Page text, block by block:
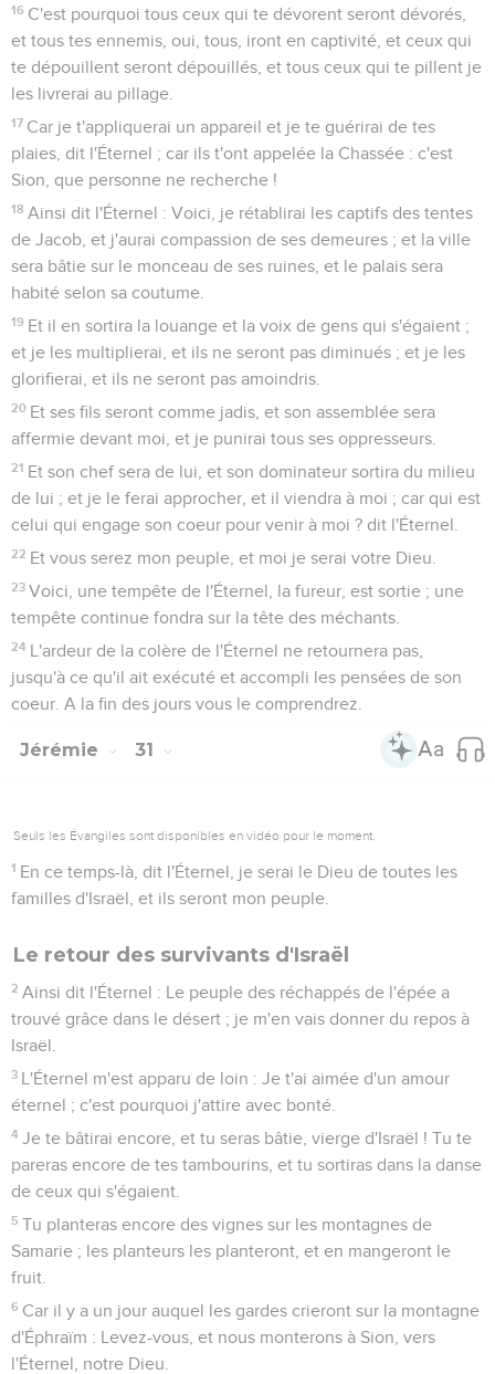
16 C'est pourquoi tous ceux qui te dévorent seront dévorés,
et tous tes ennemis, oui, tous, iront en captivité, et ceux qui
te dépouillent seront dépouillés, et tous ceux qui te pillent je
les livrerai au pillage.
17 Car je t'appliquerai un appareil et je te guérirai de tes
plaies, dit l'Éternel ; car ils t'ont appelée la Chassée : c'est
Sion, que personne ne recherche !
18 Ainsi dit l'Éternel : Voici, je rétablirai les captifs des tentes
de Jacob, et j'aurai compassion de ses demeures ; et la ville
sera bâtie sur le monceau de ses ruines, et le palais sera
habité selon sa coutume.
19 Et il en sortira la louange et la voix de gens qui s'égaient ;
et je les multiplierai, et ils ne seront pas diminués ; et je les
glorifierai, et ils ne seront pas amoindris.
20 Et ses fils seront comme jadis, et son assemblée sera
affermie devant moi, et je punirai tous ses oppresseurs.
21 Et son chef sera de lui, et son dominateur sortira du milieu
de lui ; et je le ferai approcher, et il viendra à moi ; car qui est
celui qui engage son coeur pour venir à moi ? dit l'Éternel.
22 Et vous serez mon peuple, et moi je serai votre Dieu.
23 Voici, une tempête de l'Éternel, la fureur, est sortie ; une
tempête continue fondra sur la tête des méchants.
24 L'ardeur de la colère de l'Éternel ne retournera pas,
jusqu'à ce qu'il ait exécuté et accompli les pensées de son
coeur. A la fin des jours vous le comprendrez.
Jérémie 31
Seuls les Évangiles sont disponibles en vidéo pour le moment.
1 En ce temps-là, dit l'Éternel, je serai le Dieu de toutes les
familles d'Israël, et ils seront mon peuple.
Le retour des survivants d'Israël
2 Ainsi dit l'Éternel : Le peuple des réchappés de l'épée a
trouvé grâce dans le désert ; je m'en vais donner du repos à
Israël.
3 L'Éternel m'est apparu de loin : Je t'ai aimée d'un amour
éternel ; c'est pourquoi j'attire avec bonté.
4 Je te bâtirai encore, et tu seras bâtie, vierge d'Israël ! Tu te
pareras encore de tes tambourins, et tu sortiras dans la danse
de ceux qui s'égaient.
5 Tu planteras encore des vignes sur les montagnes de
Samarie ; les planteurs les planteront, et en mangeront le
fruit.
6 Car il y a un jour auquel les gardes crieront sur la montagne
d'Éphraïm : Levez-vous, et nous monterons à Sion, vers
l'Éternel, notre Dieu.